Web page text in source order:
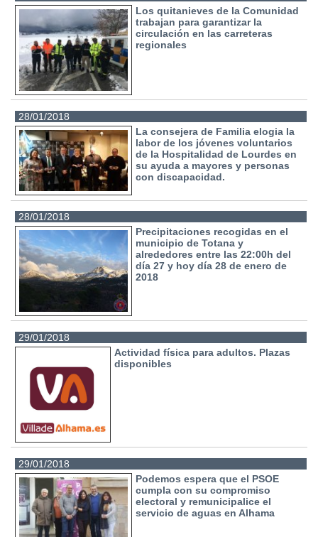
Los quitanieves de la Comunidad
trabajan para garantizar la
circulación en las carreteras
regionales
28/01/2018
La consejera de Familia elogia la
labor de los jóvenes voluntarios
de la Hospitalidad de Lourdes en
su ayuda a mayores y personas
con discapacidad.
28/01/2018
Precipitaciones recogidas en el
municipio de Totana y
alrededores entre las 22:00h del
día 27 y hoy día 28 de enero de
2018
29/01/2018
Actividad física para adultos. Plazas
disponibles
29/01/2018
Podemos espera que el PSOE
cumpla con su compromiso
electoral y remunicipalice el
servicio de aguas en Alhama